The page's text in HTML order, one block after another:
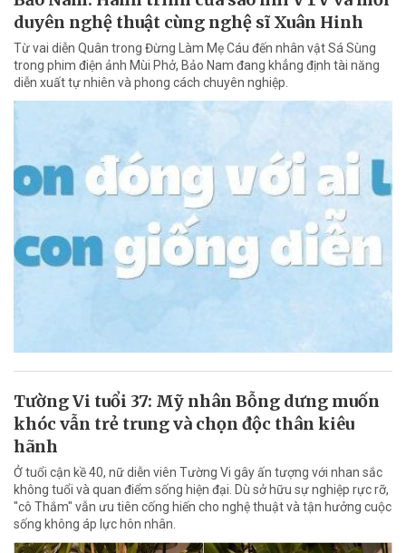
duyên nghệ thuật cùng nghệ sĩ Xuân Hinh
Từ vai diễn Quân trong Đừng Làm Mẹ Cáu đến nhân vật Sá Sùng
trong phim điện ảnh Mùi Phở, Bảo Nam đang khẳng định tài năng
diễn xuất tự nhiên và phong cách chuyên nghiệp.
Tường Vi tuổi 37: Mỹ nhân Bỗng dưng muốn
khóc vẫn trẻ trung và chọn độc thân kiêu
hãnh
Ở tuổi cận kề 40, nữ diễn viên Tường Vi gây ấn tượng với nhan sắc
không tuổi và quan điểm sống hiện đại. Dù sở hữu sự nghiệp rực rỡ,
"cô Thắm" vẫn ưu tiên cống hiến cho nghệ thuật và tận hưởng cuộc
sống không áp lực hôn nhân.